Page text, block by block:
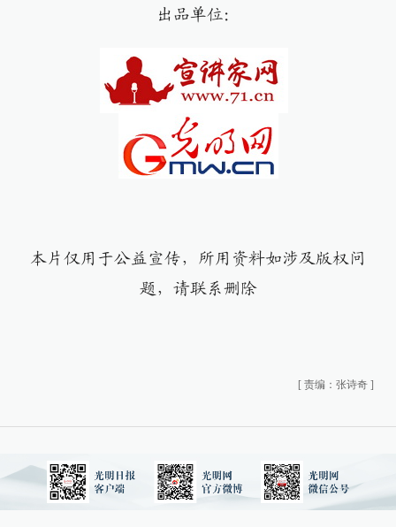
出品单位：
本片仅用于公益宣传，所用资料如涉及版权问
题，请联系删除
[ 责编：张诗奇 ]